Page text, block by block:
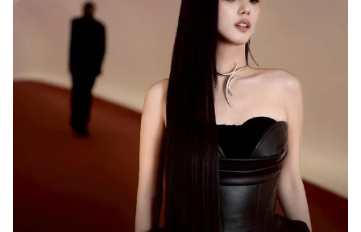
Thị trường 24h Tấm lòng Việt
Vươn mình bằng AI
English